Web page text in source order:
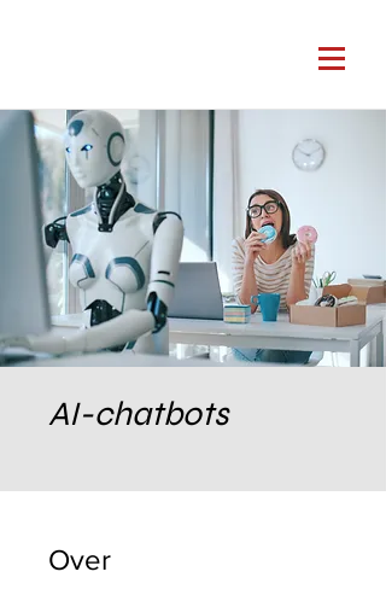
AI-chatbots
Over